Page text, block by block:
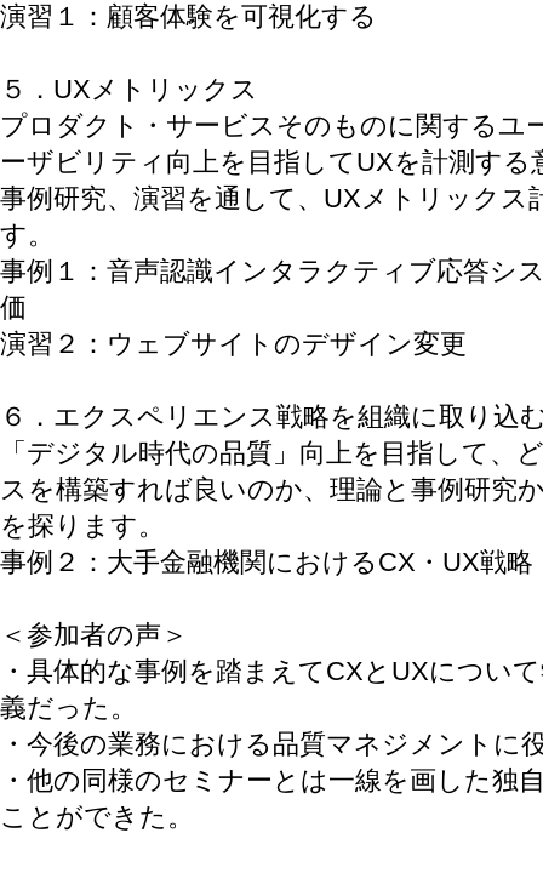
演習１：顧客体験を可視化する
５．UXメトリックス
プロダクト・サービスそのものに関するユ
ーザビリティ向上を目指してUXを計測する
事例研究、演習を通して、UXメトリックス
す。
事例１：音声認識インタラクティブ応答シ
価
演習２：ウェブサイトのデザイン変更
６．エクスペリエンス戦略を組織に取り込
「デジタル時代の品質」向上を目指して、
スを構築すれば良いのか、理論と事例研究
を探ります。
事例２：大手金融機関におけるCX・UX戦略
＜参加者の声＞
・具体的な事例を踏まえてCXとUXについ
義だった。
・今後の業務における品質マネジメントに
・他の同様のセミナーとは一線を画した独
ことができた。